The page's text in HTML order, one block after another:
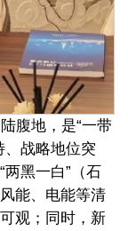
腹地，是“一带
、战略地位突
黑一白”（石
能、电能等清
观；同时，新